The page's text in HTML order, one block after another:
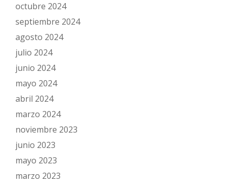
octubre 2024
septiembre 2024
agosto 2024
julio 2024
junio 2024
mayo 2024
abril 2024
marzo 2024
noviembre 2023
junio 2023
mayo 2023
marzo 2023